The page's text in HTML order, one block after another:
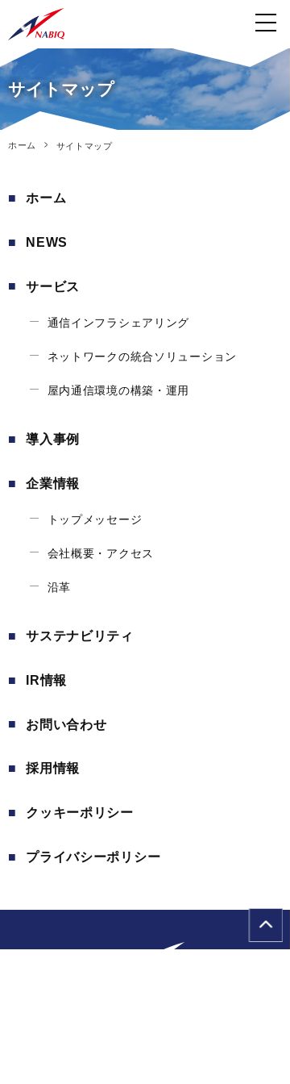
サイトマップ
ホーム サイトマップ
ホーム
NEWS
サービス
通信インフラシェアリング
ネットワークの統合ソリューション
屋内通信環境の構築・運用
導入事例
企業情報
トップメッセージ
会社概要・アクセス
沿革
サステナビリティ
IR情報
お問い合わせ
採用情報
クッキーポリシー
プライバシーポリシー